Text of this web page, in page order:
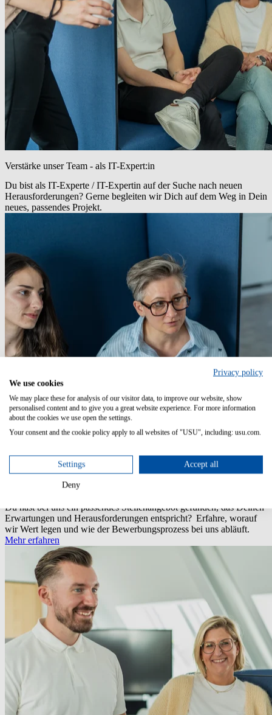
Verstärke unser Team - als IT-Expert:in
Du bist als IT-Experte / IT-Expertin auf der Suche nach neuen
Herausforderungen? Gerne begleiten wir Dich auf dem Weg in Dein
neues, passendes Projekt.
Tipps zur Bewerbung
Du hast bei uns ein passendes Stellenangebot gefunden, das Deinen
Erwartungen und Herausforderungen entspricht? Erfahre, worauf
wir Wert legen und wie der Bewerbungsprozess bei uns abläuft.
Mehr erfahren
Privacy policy
We use cookies
We may place these for analysis of our visitor data, to improve our website, show
personalised content and to give you a great website experience. For more information
about the cookies we use open the settings.
Your consent and the cookie policy apply to all websites of "USU", including: usu.com.
Settings Accept all
Deny